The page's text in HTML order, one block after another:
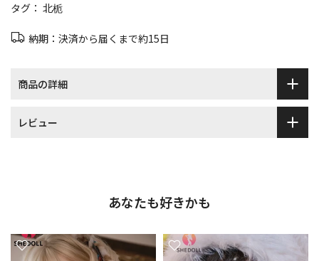
タグ： 北栀
納期：決済から届くまで約15日
商品の詳細
レビュー
あなたも好きかも